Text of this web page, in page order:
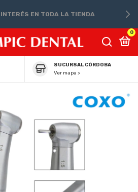
EN TODA LA TIENDA
0
SUCURSAL CÓRDOBA
Ver mapa >